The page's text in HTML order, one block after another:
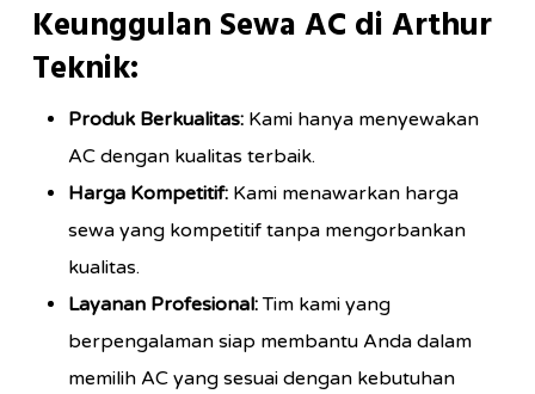
Keunggulan Sewa AC di Arthur
Teknik:
Produk Berkualitas:Kami hanya menyewakan
AC dengan kualitas terbaik.
Harga Kompetitif:Kami menawarkan harga
sewa yang kompetitif tanpa mengorbankan
kualitas.
Layanan Profesional:Tim kami yang
berpengalaman siap membantu Anda dalam
memilih AC yang sesuai dengan kebutuhan